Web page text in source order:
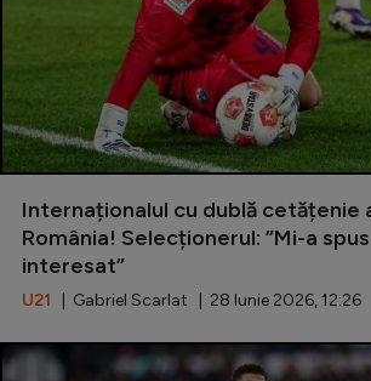
Diverse
Inedit
Clasamente
Champions League
CM 2026
Internaționalul cu dublă cetățenie
România! Selecționerul: ”Mi-a
interesat”
U21 | Gabriel Scarlat | 28 Iunie 2026, 12:26